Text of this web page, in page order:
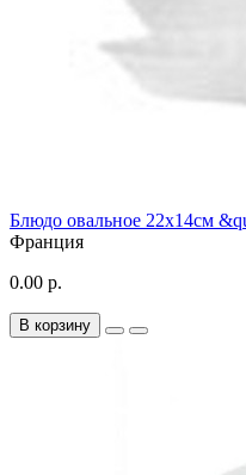
Блюдо овальное 22х14см
Франция
0.00 р.
В корзину